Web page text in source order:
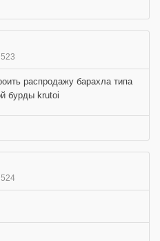
распродажу барахла типа
бурды krutoi